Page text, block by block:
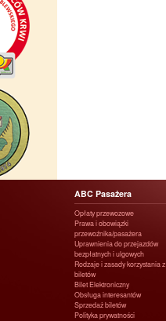
ABC Pasażera
Opłaty przewozowe
Prawa i obowiązki
przewoźnika/pasażera
Uprawnienia do przejazdów
bezpłatnych i ulgowych
Rodzaje i zasady korzystania z
biletów
Bilet Elektroniczny
Obsługa interesantów
Sprzedaż biletów
Polityka prywatności